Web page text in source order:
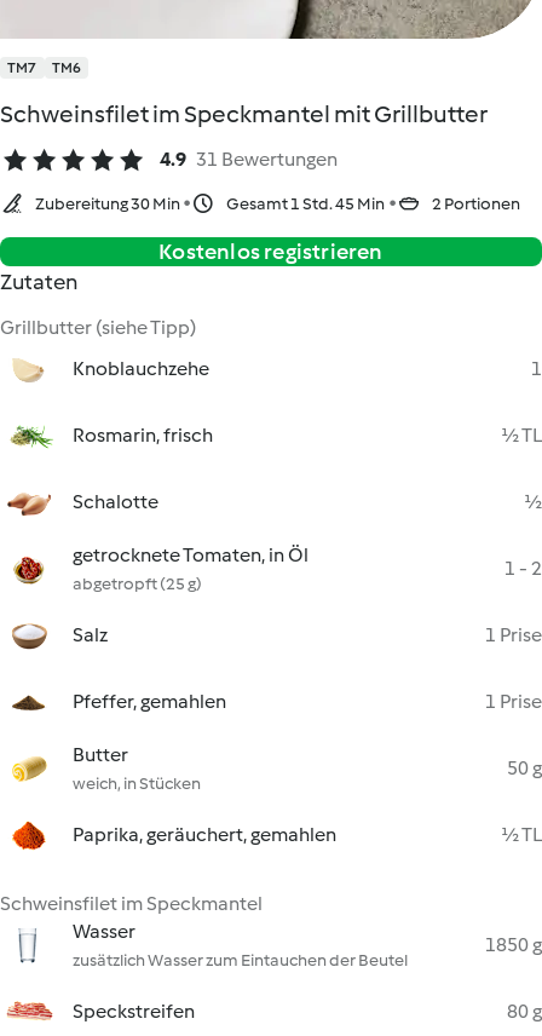
TM7 TM6
Schweinsfilet im Speckmantel mit Grillbutter
4.9 31 Bewertungen
Zubereitung 30 Min Gesamt 1 Std. 45 Min 2 Portionen
Kostenlos registrieren
Zutaten
Grillbutter (siehe Tipp)
Knoblauchzehe
1
Rosmarin, frisch ½ TL
Schalotte ½
getrocknete Tomaten, in Öl
abgetropft (25 g)
1 - 2
Salz 1 Prise
Pfeffer, gemahlen 1 Prise
Butter
weich, in Stücken
50 g
Paprika, geräuchert, gemahlen ½ TL
Schweinsfilet im Speckmantel
Wasser
zusätzlich Wasser zum Eintauchen der Beutel
1850 g
Speckstreifen 80 g